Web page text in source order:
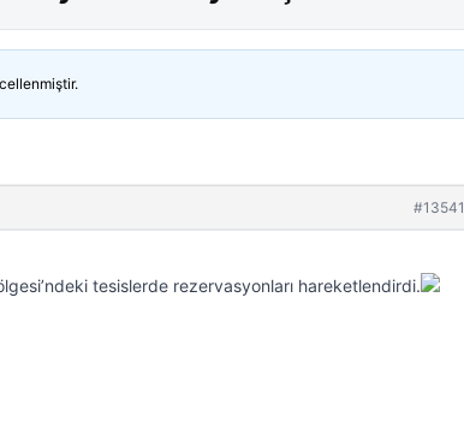
#13541
tesislerde rezervasyonları hareketlendirdi.